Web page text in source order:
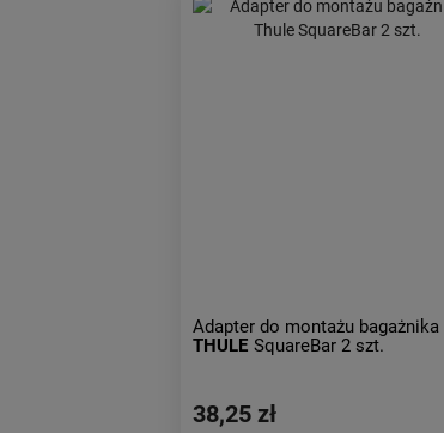
Adapter do montażu bagażnika
THULE SquareBar 2 szt.
38,25 zł